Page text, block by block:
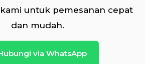
untuk pemesanan cepat
dan mudah.
via WhatsApp